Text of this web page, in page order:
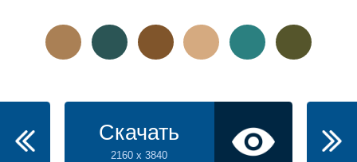
Скачать
2160 x 3840